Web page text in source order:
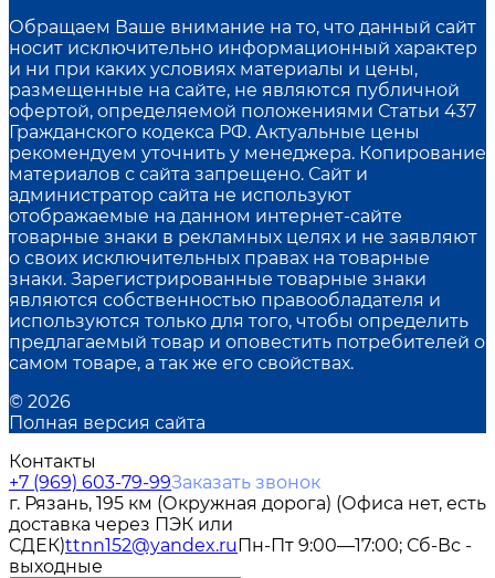
Обращаем Ваше внимание на то, что данный сайт
носит исключительно информационный характер
и ни при каких условиях материалы и цены,
размещенные на сайте, не являются публичной
офертой, определяемой положениями Статьи 437
Гражданского кодекса РФ. Актуальные цены
рекомендуем уточнить у менеджера. Копирование
материалов с сайта запрещено. Сайт и
администратор сайта не используют
отображаемые на данном интернет-сайте
товарные знаки в рекламных целях и не заявляют
о своих исключительных правах на товарные
знаки. Зарегистрированные товарные знаки
являются собственностью правообладателя и
используются только для того, чтобы определить
предлагаемый товар и оповестить потребителей о
самом товаре, а так же его свойствах.
© 2026
Полная версия сайта
Контакты
+7 (969) 603-79-99Заказать звонок
г. Рязань, 195 км (Окружная дорога) (Офиса нет, есть
доставка через ПЭК или
СДЕК)ttnn152@yandex.ruПн-Пт 9:00—17:00; Сб-Вс -
выходные